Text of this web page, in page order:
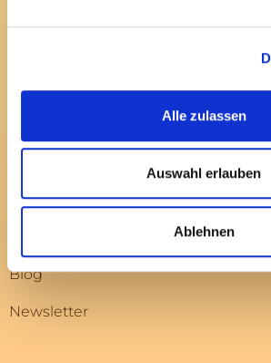
Alle zulassen
Auswahl erlauben
Ablehnen
Deine Leistungen
Gesundes Unternehmen
Team
Blog
Newsletter